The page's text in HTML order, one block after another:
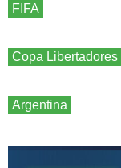
FIFA
Copa Libertadores
Argentina